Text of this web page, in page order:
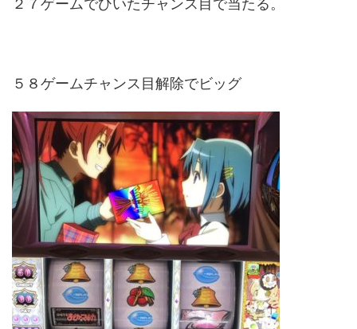
２７ゲームでひいたチャンス目で当たる。
５８ゲームチャンス目解除でビッグ